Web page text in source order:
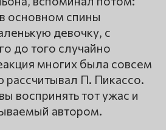
основном спины
девочку, с
до того случайно
многих была совсем
рассчитывал П. Пикассо.
воспринять тот ужас и
автором.